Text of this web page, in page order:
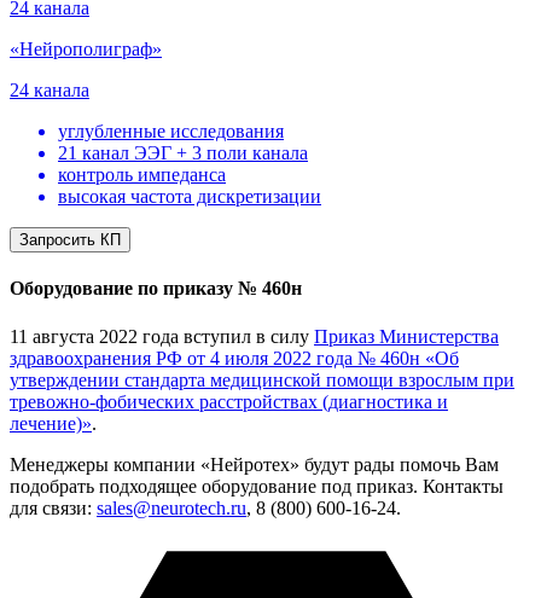
24 канала
«Нейрополиграф»
24 канала
углубленные исследования
21 канал ЭЭГ + 3 поли канала
контроль импеданса
высокая частота дискретизации
Запросить КП
Оборудование по приказу № 460н
11 августа 2022 года вступил в силу Приказ Министерства
здравоохранения РФ от 4 июля 2022 года № 460н «Об
утверждении стандарта медицинской помощи взрослым при
тревожно-фобических расстройствах (диагностика и
лечение)».
Менеджеры компании «Нейротех» будут рады помочь Вам
подобрать подходящее оборудование под приказ. Контакты
для связи: sales@neurotech.ru, 8 (800) 600-16-24.